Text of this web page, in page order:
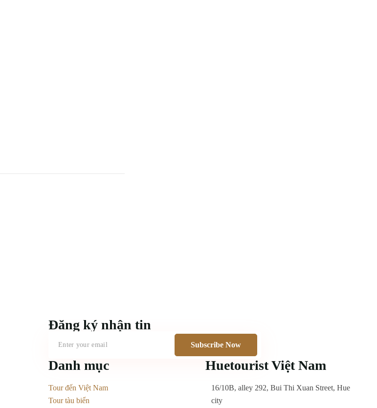
Đăng ký nhận tin
Subscribe Now
Danh mục
Tour đến Việt Nam
Tour tàu biển
Huetourist Việt Nam
16/10B, alley 292, Bui Thi Xuan Street, Hue
city